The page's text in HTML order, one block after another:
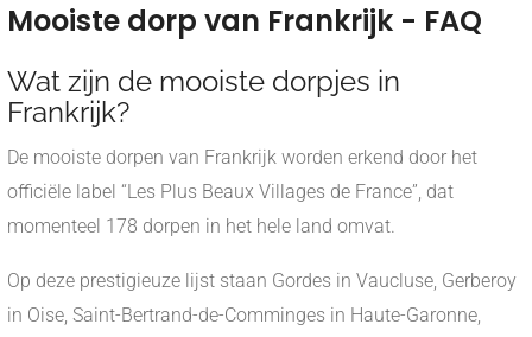
Mooiste dorp van Frankrijk - FAQ
Wat zijn de mooiste dorpjes in
Frankrijk?
De mooiste dorpen van Frankrijk worden erkend door het
officiële label “Les Plus Beaux Villages de France”, dat
momenteel 178 dorpen in het hele land omvat.
Op deze prestigieuze lijst staan Gordes in Vaucluse, Gerberoy
in Oise, Saint-Bertrand-de-Comminges in Haute-Garonne,